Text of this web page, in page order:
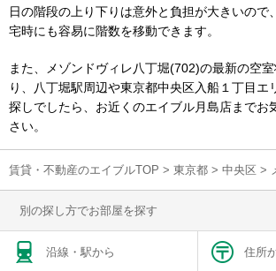
日の階段の上り下りは意外と負担が大きいので
宅時にも容易に階数を移動できます。
また、メゾンドヴィレ八丁堀(702)の最新の空
り、八丁堀駅周辺や東京都中央区入船１丁目エ
探しでしたら、お近くのエイブル月島店までお
さい。
賃貸・不動産のエイブルTOP > 東京都 > 中央区 >
別の探し方でお部屋を探す
沿線・駅から 住所